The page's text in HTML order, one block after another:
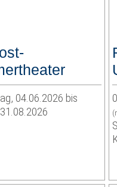
04.06.2026 bis